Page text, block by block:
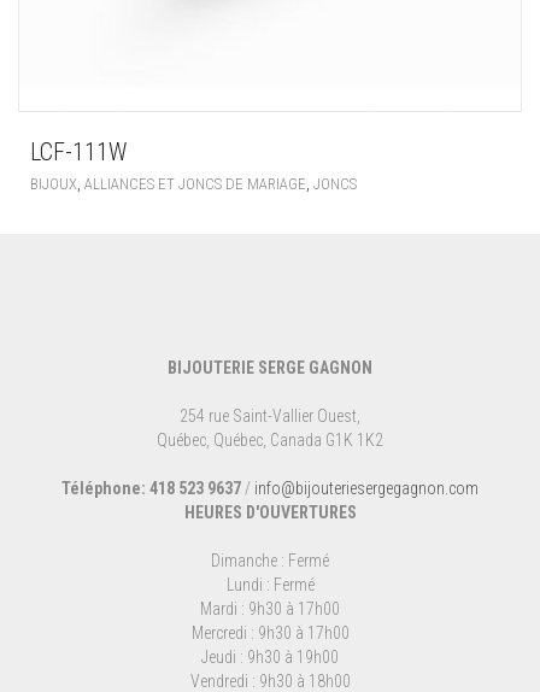
LCF-111W
BIJOUX ALLIANCES ET JONCS DE MARIAGE JONCS
BIJOUTERIE SERGE GAGNON
254 rue Saint-Vallier Ouest,
Québec, Québec, Canada G1K 1K2
Téléphone: 418 523 9637 / info@bijouteriesergegagnon.com
HEURES D'OUVERTURES
Dimanche : Fermé
Lundi : Fermé
Mardi : 9h30 à 17h00
Mercredi : 9h30 à 17h00
Jeudi : 9h30 à 19h00
Vendredi : 9h30 à 18h00